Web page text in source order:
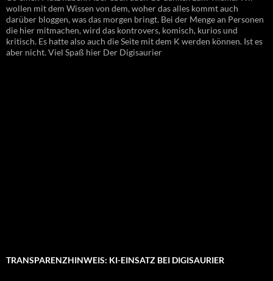
wollen mit dem Wissen von dem, woher das alles kommt auch
darüber bloggen, was das morgen bringt. Bei der Menge an Personen
die hier mitmachen, wird das kontrovers, komisch, kurios und
kritisch. Es hatte also auch die Seite mit dem K werden können. Ist es
aber nicht. Viel Spaß hier Der Digisaurier
TRANSPARENZHINWEIS: KI-EINSATZ BEI DIGISAURIER